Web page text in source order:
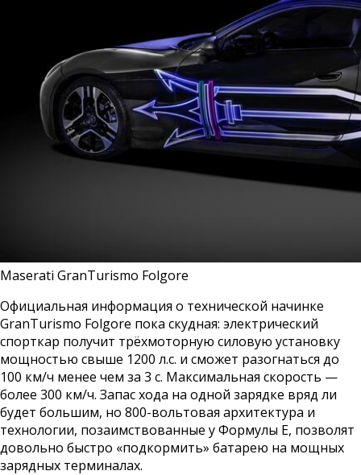
Maserati GranTurismo Folgore
Официальная информация о технической начинке
GranTurismo Folgore пока скудная: электрический
спорткар получит трёхмоторную силовую установку
мощностью свыше 1200 л.с. и сможет разогнаться до
100 км/ч менее чем за 3 с. Максимальная скорость —
более 300 км/ч. Запас хода на одной зарядке вряд ли
будет большим, но 800-вольтовая архитектура и
технологии, позаимствованные у Формулы Е, позволят
довольно быстро «подкормить» батарею на мощных
зарядных терминалах.